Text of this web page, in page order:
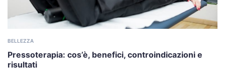
BELLEZZA
Pressoterapia: cos’è, benefici, controindicazioni e
risultati